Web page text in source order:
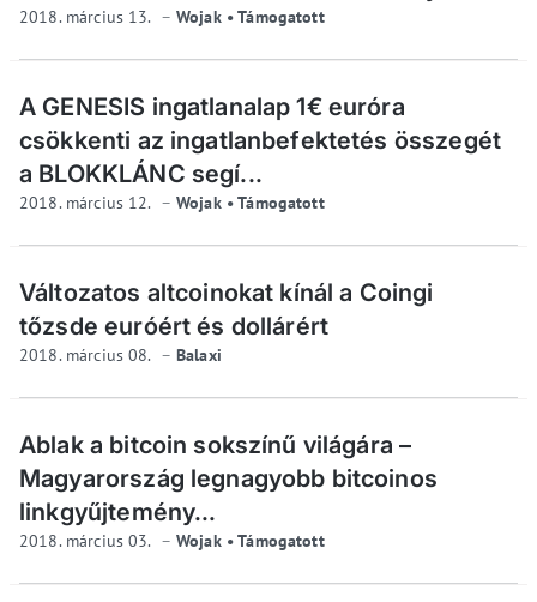
2018. március 13. Wojak • Támogatott
A GENESIS ingatlanalap 1€ euróra
csökkenti az ingatlanbefektetés összegét
a BLOKKLÁNC segí...
2018. március 12. Wojak • Támogatott
Változatos altcoinokat kínál a Coingi
tőzsde euróért és dollárért
2018. március 08. Balaxi
Ablak a bitcoin sokszínű világára –
Magyarország legnagyobb bitcoinos
linkgyűjtemény...
2018. március 03. Wojak • Támogatott